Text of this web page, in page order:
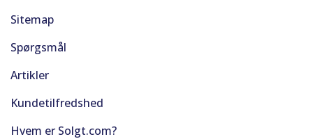
Sitemap
Spørgsmål
Artikler
Kundetilfredshed
Hvem er Solgt.com?